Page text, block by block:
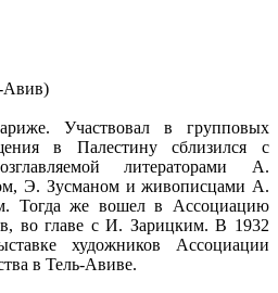
Авив)
Участвовал в групповых
в Палестину сблизился с
литераторами А.
Э. Зусманом и живописцами А.
Тогда же вошел в Ассоциацию
во главе с И. Зарицким. В 1932
художников Ассоциации
в Тель-Авиве.